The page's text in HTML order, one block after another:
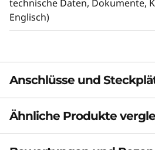
technische Daten, Dokumente,
Englisch)
Anschlüsse und
Ähnliche Produkte